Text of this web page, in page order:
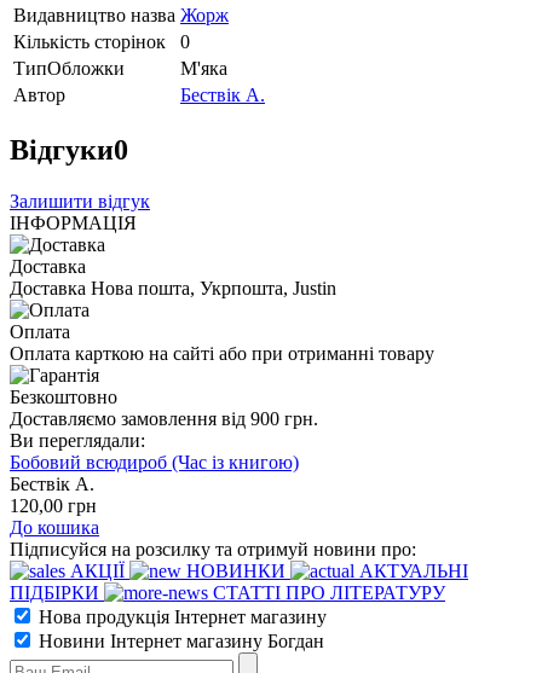
Видавництво назва Жорж
Кількість сторінок
0
ТипОбложки
М'яка
Автор
Бествік А.
Відгуки0
Залишити відгук
ІНФОРМАЦІЯ
Доставка
Доставка Нова пошта, Укрпошта, Justin
Оплата
Оплата карткою на сайті або при отриманні товару
Безкоштовно
Доставляємо замовлення від 900 грн.
Ви переглядали:
Бобовий всюдироб (Час із книгою)
Бествік А.
120,00 грн
До кошика
Підписуйся на розсилку та отримуй новини про:
АКЦІЇ
НОВИНКИ
АКТУАЛЬНІ
ПІДБІРКИ
СТАТТІ ПРО ЛІТЕРАТУРУ
Нова продукція Інтернет магазину
Новини Інтернет магазину Богдан